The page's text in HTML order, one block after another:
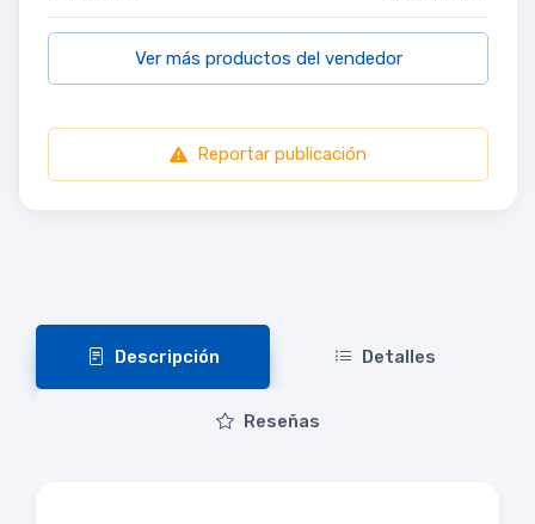
Ver más productos del vendedor
Reportar publicación
Descripción Detalles
Reseñas